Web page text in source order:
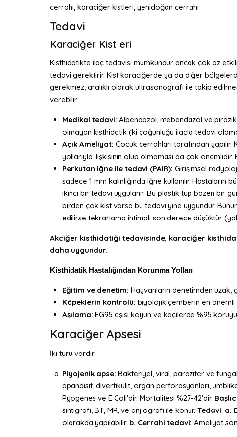
cerrahı, karaciğer kistleri, yenidoğan cerrahı
Tedavi
Karaciğer Kistleri
Kisthidatikte ilaç tedavisi mümkündür ancak çok az
tedavi gerektirir. Kist karaciğerde ya da diğer
gerekmez, aralıklı olarak ultrasonografi ile takip
verebilir.
Medikal tedavi: Albendazol, mebendazol ve
olmayan kisthidatik (ki çoğunluğu ilaçla tedavi
Açık Ameliyat: Çocuk cerrahları tarafından
yollarıyla ilişkisinin olup olmaması da çok
Perkutan iğne ile tedavi (PAIR): Girişimsel
sadece 1 mm kalınlığında iğne kullanılır.
ikinci bir tedavi uygulanır. Bu plastik tüp bazen bir
birden çok kist varsa bu tedavi yine uygundur.
edilirse tekrarlama ihtimali son derece düşüktür
Akciğer kisthidatiği tedavisinde, karaciğer
daha uygundur.
Kisthidatik Hastalığından Korunma Yolları
Eğitim ve denetim: Hayvanların denetimden uzak,
Köpeklerin kontrolü: biyolojik çemberin en önemli
Aşılama: EG95 aşısı koyun ve keçilerde %95
Karaciğer Apsesi
İki türü vardır;
Piyojenik apse: Bakteriyel, viral, paraziter ve
apandisit, divertikülit, organ perforasyonları,
Pyogenes ve E Coli’dir. Mortalitesi %27-42’dir.
sintigrafi, BT, MR, ve anjiografi ile konur. Tedavi: a.
olarakda yapılabilir. b. Cerrahi tedavi: Ameliyat